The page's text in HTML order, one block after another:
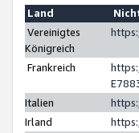
Land
Vereinigtes
Königreich
Frankreich
Italien
Irland